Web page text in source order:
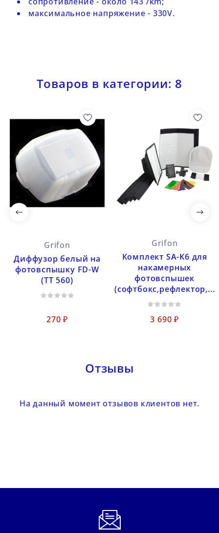
максимальное напряжение - 330V.
Товаров в категории: 8
Grifon
Диффузор белый на
фотовспышку FD-W
(TT 560)
270 ₽
Grifon
Комплект SA-K6 для
накамерных
фотовспышек
(софтбокс,рефлектор,...
3 690 ₽
Отзывы
На данный момент отзывов клиентов нет.